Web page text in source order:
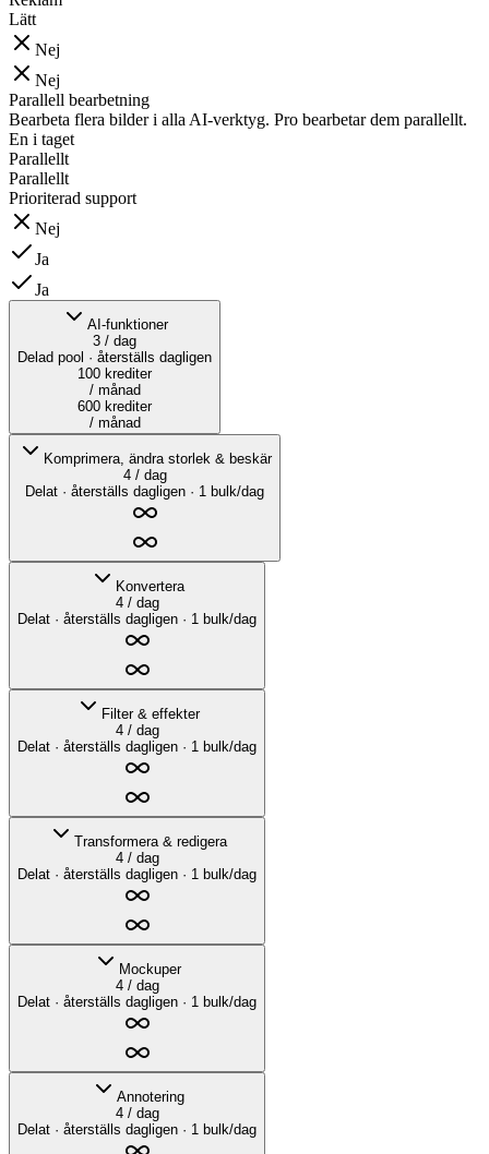
Lätt
Nej
Nej
Parallell bearbetning
Bearbeta flera bilder i alla AI-verktyg. Pro bearbetar dem parallellt.
En i taget
Parallellt
Parallellt
Prioriterad support
Nej
Ja
Ja
AI-funktioner
3 / dag
Delad pool · återställs dagligen
100 krediter
/ månad
600 krediter
/ månad
Komprimera, ändra storlek & beskär
4 / dag
Delat · återställs dagligen · 1 bulk/dag
Konvertera
4 / dag
Delat · återställs dagligen · 1 bulk/dag
Filter & effekter
4 / dag
Delat · återställs dagligen · 1 bulk/dag
Transformera & redigera
4 / dag
Delat · återställs dagligen · 1 bulk/dag
Mockuper
4 / dag
Delat · återställs dagligen · 1 bulk/dag
Annotering
4 / dag
Delat · återställs dagligen · 1 bulk/dag